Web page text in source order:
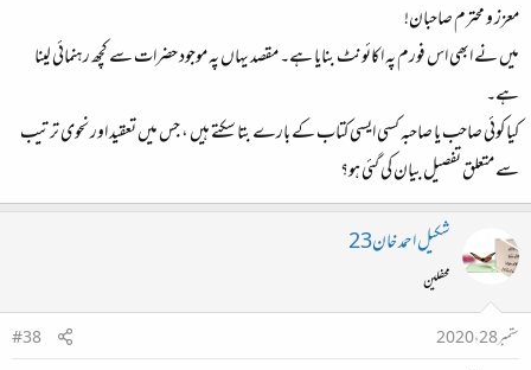
معزز و محترم صاحبان!
میں نے ابھی اس فورم پہ اکائونٹ بنایا ہے۔ مقصد یہاں پہ موجود حضرات سے کچھ رہنمائی لینا
ہے۔
کیا کوئی صاحب یا صاحبہ کسی ایسی کتاب کے بارے بتا سکتے ہیں ، جس میں تعقید اور نحوی ترتیب
سے متعلق تفصیل بیان کی گئی ہو؟
شکیل احمد خان23
محفلین
ستمبر 28، 2020
#38